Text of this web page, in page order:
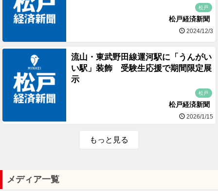
松戸
松戸経済新聞
2024/12/3
流山・東武野田線運河駅に「うんがい
い駅」装飾 受験生応援で期間限定展
示
松戸
松戸経済新聞
2026/1/15
もっと見る
メディア一覧